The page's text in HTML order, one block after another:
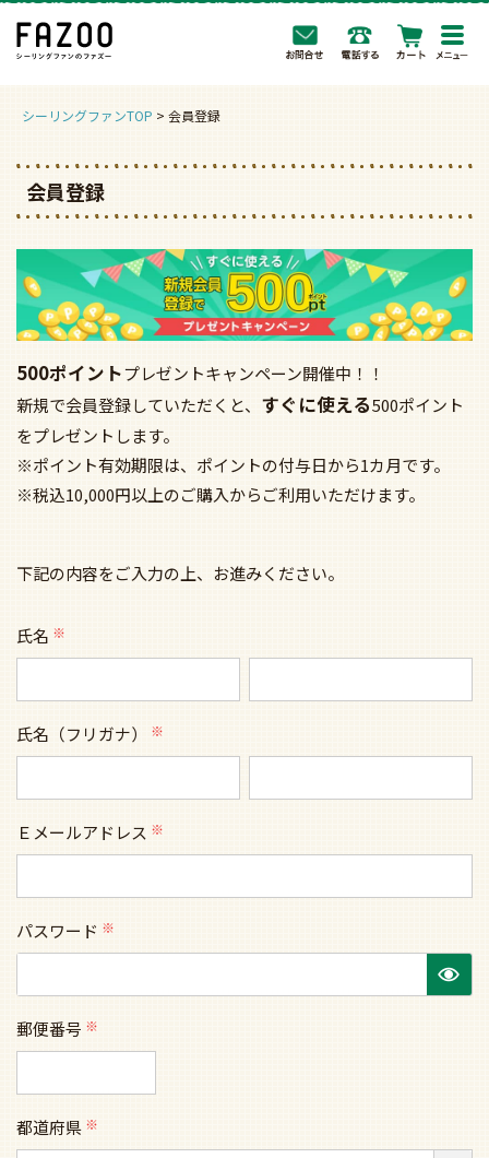
シーリングファンTOP 会員登録
会員登録
500ポイントプレゼントキャンペーン開催中！！
新規で会員登録していただくと、 すぐに使える500ポイント
をプレゼントします。
※ポイント有効期限は、ポイントの付与日から1カ月です。
※税込10,000円以上のご購入からご利用いただけます。
下記の内容をご入力の上、お進みください。
氏名
(必
氏名（フリガナ）
(必
Ｅメールアドレス
(必
パスワード
(必
郵便番号
(必
都道府県
(必